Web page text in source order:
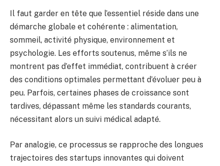
Il faut garder en tête que l’essentiel réside dans une
démarche globale et cohérente : alimentation,
sommeil, activité physique, environnement et
psychologie. Les efforts soutenus, même s’ils ne
montrent pas d’effet immédiat, contribuent à créer
des conditions optimales permettant d’évoluer peu à
peu. Parfois, certaines phases de croissance sont
tardives, dépassant même les standards courants,
nécessitant alors un suivi médical adapté.
Par analogie, ce processus se rapproche des longues
trajectoires des startups innovantes qui doivent